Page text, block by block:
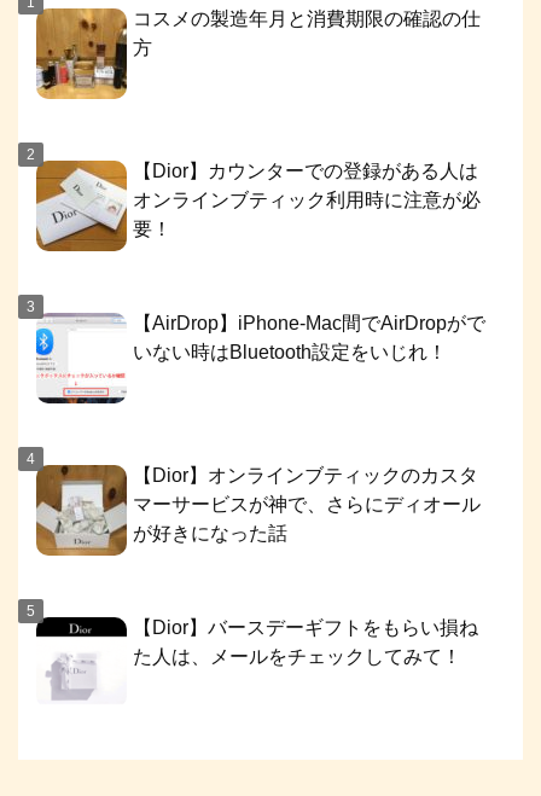
コスメの製造年月と消費期限の確認の仕
方
【Dior】カウンターでの登録がある人は
オンラインブティック利用時に注意が必
要！
【AirDrop】iPhone-Mac間でAirDropがで
いない時はBluetooth設定をいじれ！
【Dior】オンラインブティックのカスタ
マーサービスが神で、さらにディオール
が好きになった話
【Dior】バースデーギフトをもらい損ね
た人は、メールをチェックしてみて！